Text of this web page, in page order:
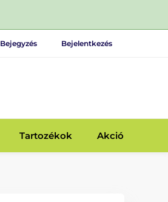
Bejegyzés Bejelentkezés
Tartozékok Akció